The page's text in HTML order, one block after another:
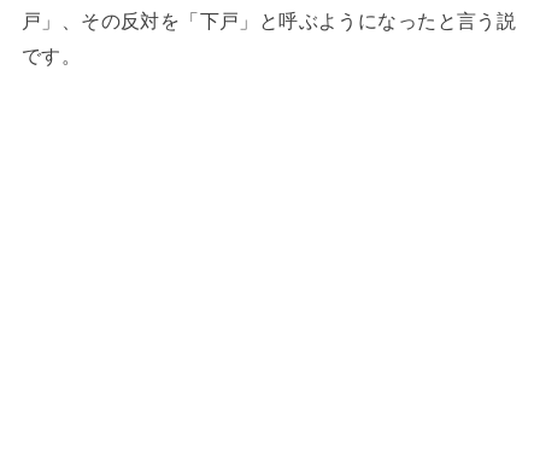
戸」、その反対を「下戸」と呼ぶようになったと言う説
です。